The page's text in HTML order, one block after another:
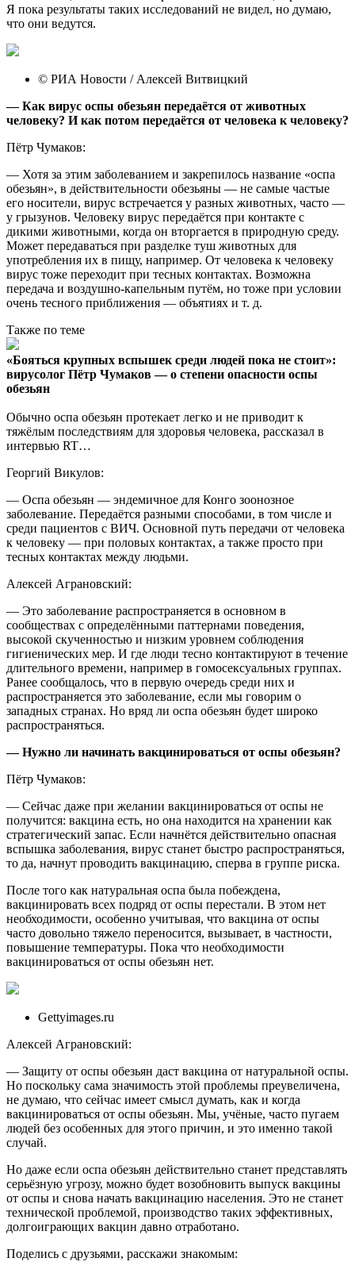
Я пока результаты таких исследований не видел, но думаю,
что они ведутся.
© РИА Новости / Алексей Витвицкий
— Как вирус оспы обезьян передаётся от животных
человеку? И как потом передаётся от человека к человеку?
Пётр Чумаков:
— Хотя за этим заболеванием и закрепилось название «оспа
обезьян», в действительности обезьяны — не самые частые
его носители, вирус встречается у разных животных, часто —
у грызунов. Человеку вирус передаётся при контакте с
дикими животными, когда он вторгается в природную среду.
Может передаваться при разделке туш животных для
употребления их в пищу, например. От человека к человеку
вирус тоже переходит при тесных контактах. Возможна
передача и воздушно-капельным путём, но тоже при условии
очень тесного приближения — объятиях и т. д.
Также по теме
«Бояться крупных вспышек среди людей пока не стоит»:
вирусолог Пётр Чумаков — о степени опасности оспы
обезьян
Обычно оспа обезьян протекает легко и не приводит к
тяжёлым последствиям для здоровья человека, рассказал в
интервью RT…
Георгий Викулов:
— Оспа обезьян — эндемичное для Конго зоонозное
заболевание. Передаётся разными способами, в том числе и
среди пациентов с ВИЧ. Основной путь передачи от человека
к человеку — при половых контактах, а также просто при
тесных контактах между людьми.
Алексей Аграновский:
— Это заболевание распространяется в основном в
сообществах с определёнными паттернами поведения,
высокой скученностью и низким уровнем соблюдения
гигиенических мер. И где люди тесно контактируют в течение
длительного времени, например в гомосексуальных группах.
Ранее сообщалось, что в первую очередь среди них и
распространяется это заболевание, если мы говорим о
западных странах. Но вряд ли оспа обезьян будет широко
распространяться.
— Нужно ли начинать вакцинироваться от оспы обезьян?
Пётр Чумаков:
— Сейчас даже при желании вакцинироваться от оспы не
получится: вакцина есть, но она находится на хранении как
стратегический запас. Если начнётся действительно опасная
вспышка заболевания, вирус станет быстро распространяться,
то да, начнут проводить вакцинацию, сперва в группе риска.
После того как натуральная оспа была побеждена,
вакцинировать всех подряд от оспы перестали. В этом нет
необходимости, особенно учитывая, что вакцина от оспы
часто довольно тяжело переносится, вызывает, в частности,
повышение температуры. Пока что необходимости
вакцинироваться от оспы обезьян нет.
Gettyimages.ru
Алексей Аграновский:
— Защиту от оспы обезьян даст вакцина от натуральной оспы.
Но поскольку сама значимость этой проблемы преувеличена,
не думаю, что сейчас имеет смысл думать, как и когда
вакцинироваться от оспы обезьян. Мы, учёные, часто пугаем
людей без особенных для этого причин, и это именно такой
случай.
Но даже если оспа обезьян действительно станет представлять
серьёзную угрозу, можно будет возобновить выпуск вакцины
от оспы и снова начать вакцинацию населения. Это не станет
технической проблемой, производство таких эффективных,
долгоиграющих вакцин давно отработано.
Поделись с друзьями, расскажи знакомым: